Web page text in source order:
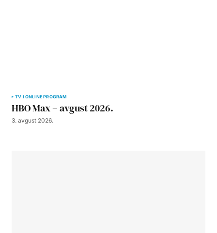
TV I ONLINE PROGRAM
HBO Max – avgust 2026.
3. avgust 2026.